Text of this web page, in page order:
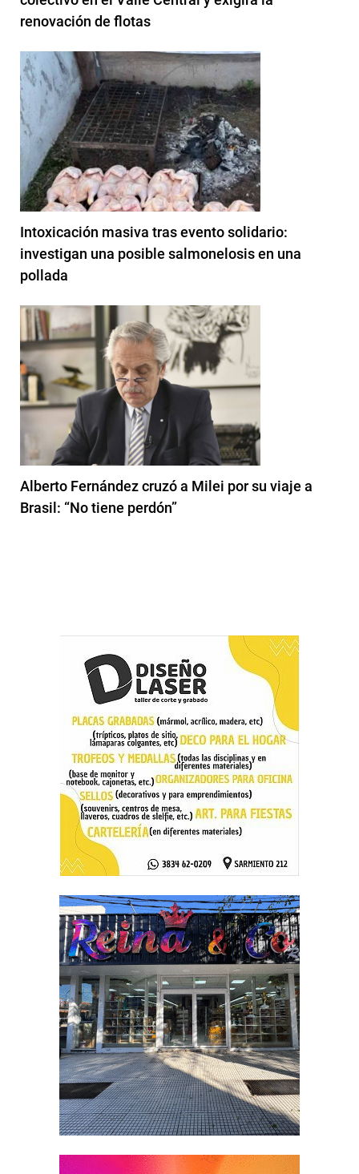
renovación de flotas
Intoxicación masiva tras evento solidario:
investigan una posible salmonelosis en una
pollada
Alberto Fernández cruzó a Milei por su viaje a
Brasil: “No tiene perdón”